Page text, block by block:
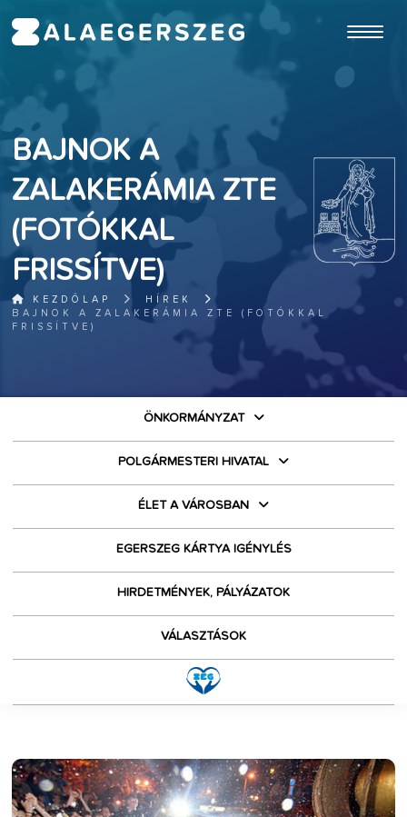
BAJNOK A
ZALAKERÁMIA ZTE
(FOTÓKKAL
FRISSÍTVE)
KEZDŐLAP
HÍREK
BAJNOK A ZALAKERÁMIA ZTE (FOTÓKKAL
FRISSÍTVE)
ÖNKORMÁNYZAT
POLGÁRMESTERI HIVATAL
ÉLET A VÁROSBAN
EGERSZEG KÁRTYA IGÉNYLÉS
HIRDETMÉNYEK, PÁLYÁZATOK
VÁLASZTÁSOK